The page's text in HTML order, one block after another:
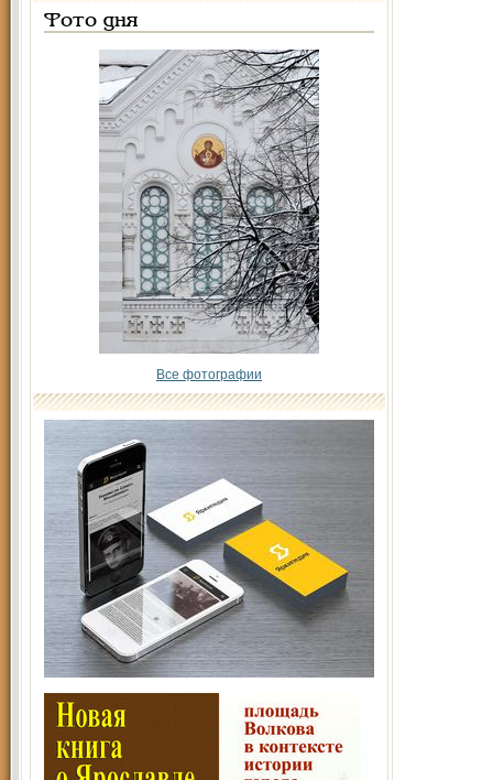
Фото дня
Все фотографии